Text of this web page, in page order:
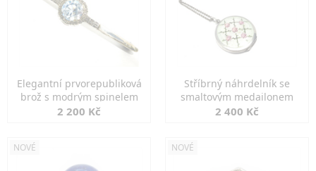
Elegantní prvorepubliková
brož s modrým spinelem
2 200 Kč
Stříbrný náhrdelník se
smaltovým medailonem
2 400 Kč
NOVÉ NOVÉ